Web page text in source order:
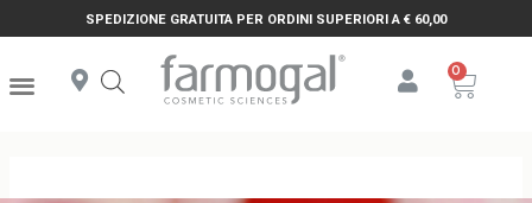
SPEDIZIONE GRATUITA PER ORDINI SUPERIORI A € 60,00